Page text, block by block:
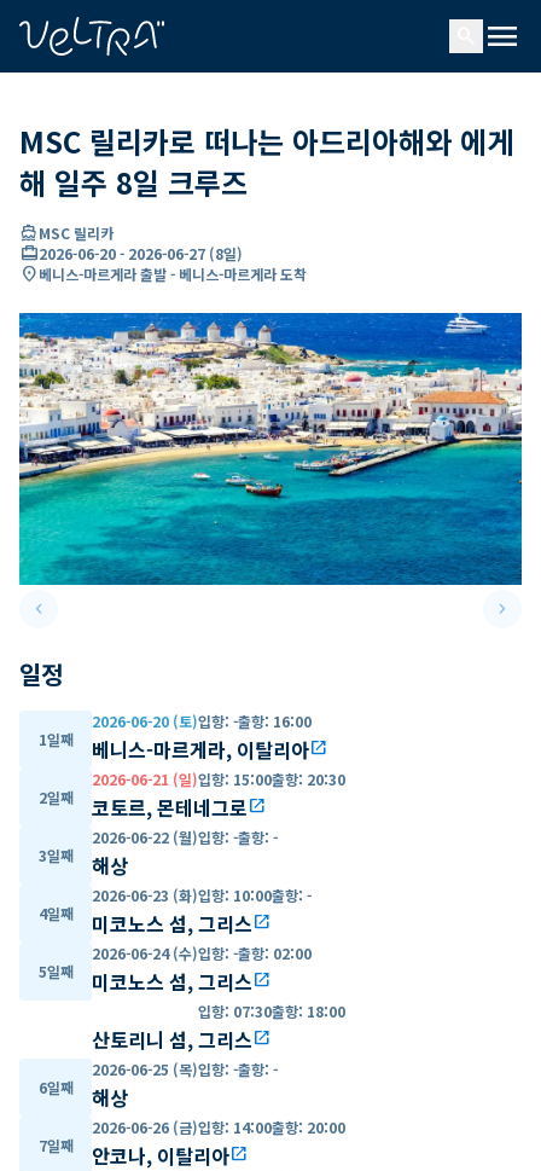
menu
MSC 릴리카로 떠나는 아드리아해와 에게
해 일주 8일 크루즈
directions_boatMSC 릴리카
card_travel2026-06-20- 2026-06-27 (8일)
location_on베니스-마르게라 출발 - 베니스-마르게라 도착
keyboard_arrow_leftPrevious slide keyboard_arrow_right
일정
1일째
2026-06-20 (토)입항: -출항: 16:00
베니스-마르게라, 이탈리아open_in_new
2일째
2026-06-21 (일)입항: 15:00출항: 20:30
코토르, 몬테네그로open_in_new
3일째
2026-06-22 (월)입항: -출항: -
해상
4일째
2026-06-23 (화)입항: 10:00출항: -
미코노스 섬, 그리스open_in_new
5일째
2026-06-24 (수)입항: -출항: 02:00
미코노스 섬, 그리스open_in_new
입항: 07:30출항: 18:00
산토리니 섬, 그리스open_in_new
6일째
2026-06-25 (목)입항: -출항: -
해상
7일째
2026-06-26 (금)입항: 14:00출항: 20:00
안코나, 이탈리아open_in_new